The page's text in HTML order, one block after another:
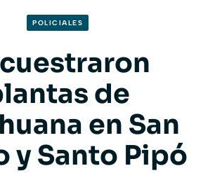
POLICIALES
de
en San
y Santo Pipó